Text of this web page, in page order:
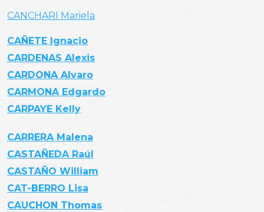
CANCHARI Mariela
CAÑETE Ignacio
CARDENAS Alexis
CARDONA Alvaro
CARMONA Edgardo
CARPAYE Kelly
CARRERA Malena
CASTAÑEDA Raúl
CASTAÑO William
CAT-BERRO Lisa
CAUCHON Thomas